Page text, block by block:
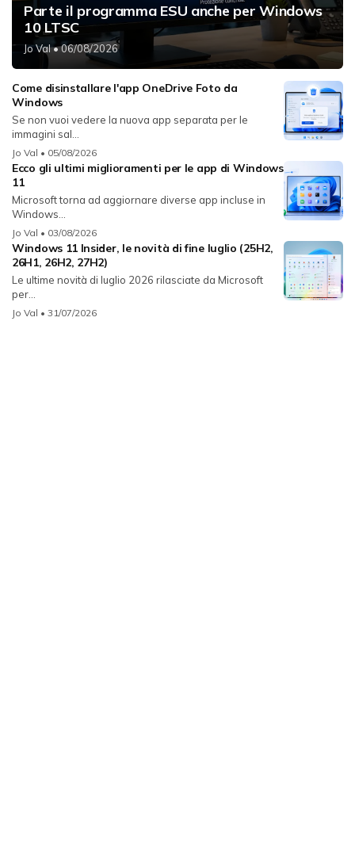
Parte il programma ESU anche per Windows
10 LTSC
Jo Val• 06/08/2026
Come disinstallare l'app OneDrive Foto da
Windows
Se non vuoi vedere la nuova app separata per le
immagini sal...
Jo Val • 05/08/2026
Ecco gli ultimi miglioramenti per le app di Windows
11
Microsoft torna ad aggiornare diverse app incluse in
Windows...
Jo Val • 03/08/2026
Windows 11 Insider, le novità di fine luglio (25H2,
26H1, 26H2, 27H2)
Le ultime novità di luglio 2026 rilasciate da Microsoft
per...
Jo Val • 31/07/2026